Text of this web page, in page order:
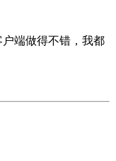
端做得不错，我都